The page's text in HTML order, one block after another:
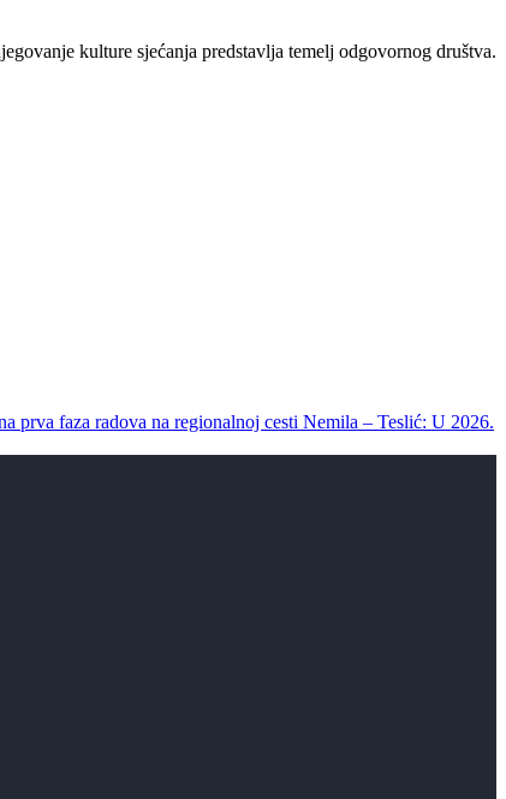
kulture sjećanja predstavlja temelj odgovornog društva.
prva faza radova na regionalnoj cesti Nemila – Teslić: U 2026.